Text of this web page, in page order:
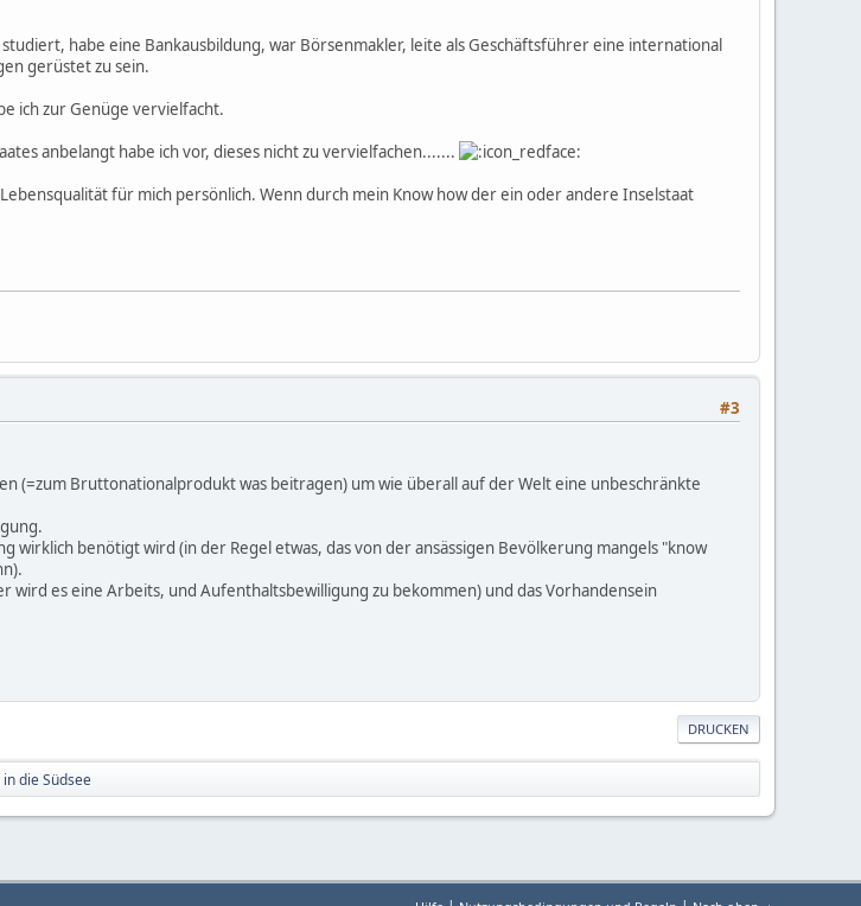
habe eine Bankausbildung, war Börsenmakler, leite als Geschäftsführer eine international
gerüstet zu sein.
ich zur Genüge vervielfacht.
anbelangt habe ich vor, dieses nicht zu vervielfachen.......
für mich persönlich. Wenn durch mein Know how der ein oder andere Inselstaat
#3
(=zum Bruttonationalprodukt was beitragen) um wie überall auf der Welt eine unbeschränkte
wirklich benötigt wird (in der Regel etwas, das von der ansässigen Bevölkerung mangels "know
wird es eine Arbeits, und Aufenthaltsbewilligung zu bekommen) und das Vorhandensein
DRUCKEN
die Südsee